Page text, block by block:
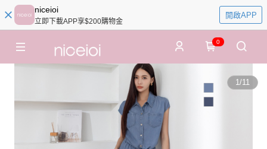
niceioi
立即下載APP享$200購物金
開啟APP
0
1/11